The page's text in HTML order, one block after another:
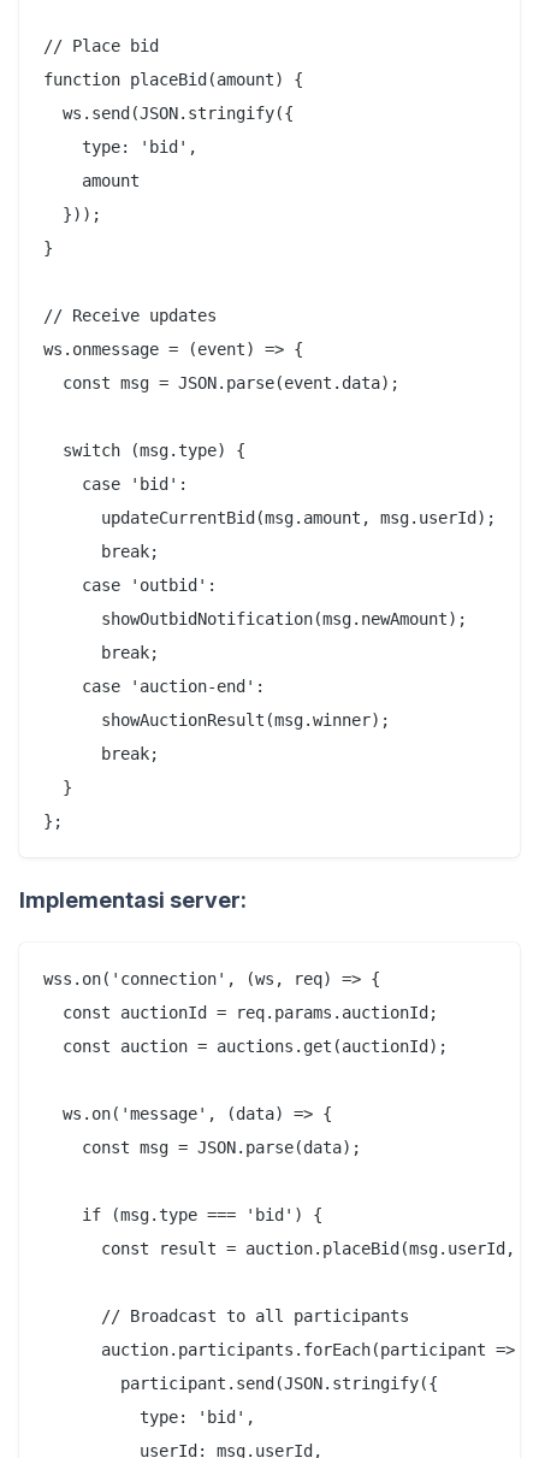
// Place bid
function placeBid(amount) {
  ws.send(JSON.stringify({
    type: 'bid',
    amount
  }));
}
// Receive updates
ws.onmessage = (event) => {
  const msg = JSON.parse(event.data);
  switch (msg.type) {
    case 'bid':
      updateCurrentBid(msg.amount, msg.userId);
      break;
    case 'outbid':
      showOutbidNotification(msg.newAmount);
      break;
    case 'auction-end':
      showAuctionResult(msg.winner);
      break;
  }
Implementasi server:
wss.on('connection', (ws, req) => {
  const auctionId = req.params.auctionId;
  const auction = auctions.get(auctionId);
  ws.on('message', (data) => {
    const msg = JSON.parse(data);
    if (msg.type === 'bid') {
const result = auction.placeBid(msg.userId,
      // Broadcast to all participants
      auction.participants.forEach(participant => {
        participant.send(JSON.stringify({
          type: 'bid',
          userId: msg.userId,